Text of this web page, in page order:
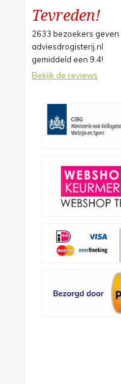
Tevreden!
2633 bezoekers geven
adviesdrogisterij.nl
gemiddeld een 9.4!
Bekijk de reviews